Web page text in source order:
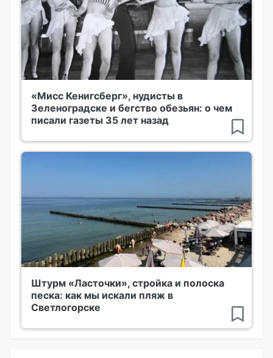
«Мисс Кенигсберг», нудисты в
Зеленоградске и бегство обезьян: о чем
писали газеты 35 лет назад
Штурм «Ласточки», стройка и полоска
песка: как мы искали пляж в
Светлогорске